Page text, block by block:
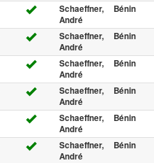
Schaeffner,
André
Bénin
Schaeffner,
André
Bénin
Schaeffner,
André
Bénin
Schaeffner,
André
Bénin
Schaeffner,
André
Bénin
Schaeffner,
André
Bénin